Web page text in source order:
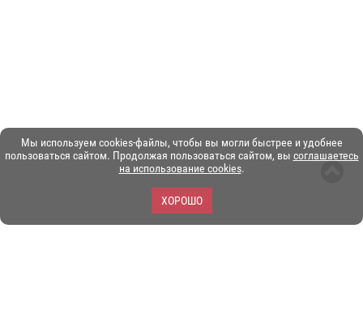
Мы используем cookies-файлы, чтобы вы могли быстрее и удобнее
пользоваться сайтом. Продолжая пользоваться сайтом, вы соглашаетесь
на использование cookies.
ХОРОШО